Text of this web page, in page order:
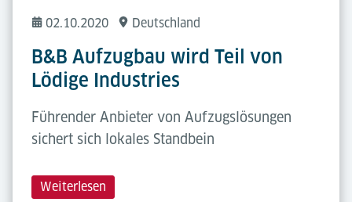
02.10.2020 Deutschland
B&B Aufzugbau wird Teil von
Lödige Industries
Führender Anbieter von Aufzugslösungen
sichert sich lokales Standbein
Weiterlesen